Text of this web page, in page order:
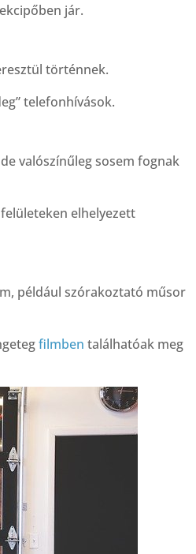
jár.
történnek.
telefonhívások.
valószínűleg sosem fognak
elhelyezett
például szórakoztató műsor
filmben találhatóak meg